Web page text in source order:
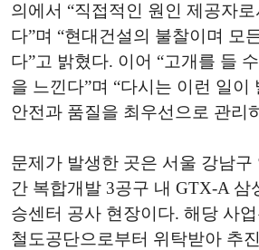
의에서 “직접적인 원인 제공자
다”며 “현대건설의 불찰이며 모
다”고 밝혔다. 이어 “고개를 들
을 느낀다”며 “다시는 이런 일이
안전과 품질을 최우선으로 관리
문제가 발생한 곳은 서울 강남구
간 복합개발 3공구 내 GTX-A 삼
승센터 공사 현장이다. 해당 사
철도공단으로부터 위탁받아 추